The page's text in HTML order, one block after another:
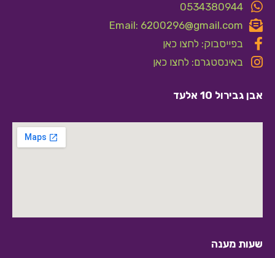
0534380944
Email: 6200296@gmail.com
בפייסבוק: לחצו כאן
באינסטגרם: לחצו כאן
אבן גבירול 10 אלעד
שעות מענה